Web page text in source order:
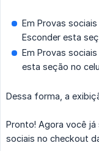
Em Provas
Esconder esta
Em Provas
esta seção no
Dessa forma, a
Pronto! Agora você
sociais no checkout